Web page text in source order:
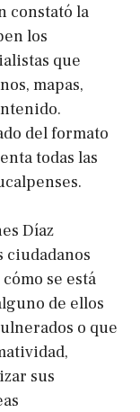
constató la
los
que
mapas,
del formato
todas las
Díaz
ciudadanos
se está
de ellos
o que
sus